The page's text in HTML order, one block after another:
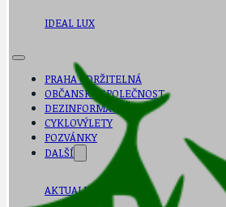
IDEAL LUX
PRAHA UDRŽITELNÁ
OBČANSKÁ SPOLEČNOST
DEZINFORMACE
CYKLOVÝLETY
POZVÁNKY
DALŠÍ
AKTUALITY